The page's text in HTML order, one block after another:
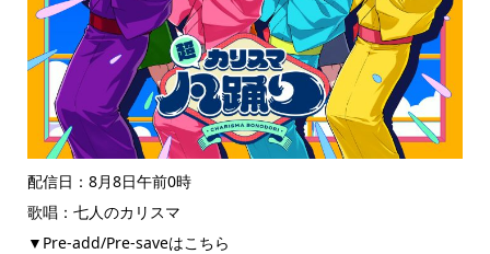
配信日：8月8日午前0時
歌唱：七人のカリスマ
▼Pre-add/Pre-saveはこちら